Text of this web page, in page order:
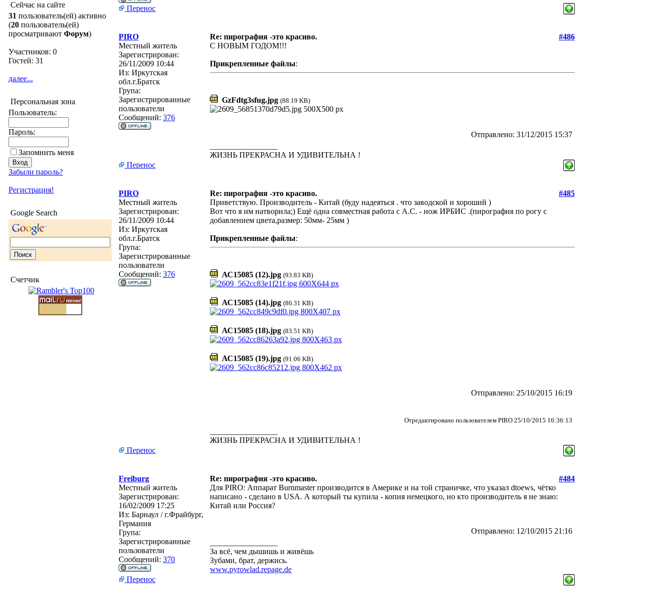
Сейчас на сайте
31 пользователь(ей) активно
(20 пользователь(ей)
просматривают Форум)
Участников: 0
Гостей: 31
далее...
Персональная зона
Пользователь:
Пароль:
Запомнить меня
Забыли пароль?
Регистрация!
Google Search
Счетчик
Перенос
PIRO Re: пирография -это красиво.
#486
Местный житель
Зарегистрирован:
26/11/2009 10:44
Из: Иркутская
обл.г.Братск
Група:
Зарегистрированные
пользователи
Сообщений: 376
С НОВЫМ ГОДОМ!!!
Прикрепленные файлы:
GzFdtg3sfug.jpg (88.19 KB)
Отправлено: 31/12/2015 15:37
ЖИЗНЬ ПРЕКРАСНА И УДИВИТЕЛЬНА !
Перенос
PIRO Re: пирография -это красиво.
#485
Местный житель
Зарегистрирован:
26/11/2009 10:44
Из: Иркутская
обл.г.Братск
Група:
Зарегистрированные
пользователи
Сообщений: 376
Приветствую. Производитель - Китай (буду надеяться . что заводской и хороший )
Вот что я им натворила;) Ещё одна совместная работа с А.С. - нож ИРБИС .(пирография по рогу с
добавлением цвета,размер: 50мм- 25мм )
Прикрепленные файлы:
АС15085 (12).jpg (93.83 KB)
АС15085 (14).jpg (86.31 KB)
АС15085 (18).jpg (83.51 KB)
АС15085 (19).jpg (91.06 KB)
Отправлено: 25/10/2015 16:19
Отредактировано пользователем PIRO 25/10/2015 16:36:13
ЖИЗНЬ ПРЕКРАСНА И УДИВИТЕЛЬНА !
Перенос
Freiburg Re: пирография -это красиво.
#484
Местный житель
Зарегистрирован:
16/02/2009 17:25
Из: Барнаул / г.Фрайбург,
Германия
Група:
Зарегистрированные
пользователи
Сообщений: 370
Для PIRO: Аппарат Burnmaster производится в Америке и на той страничке, что указал dtoews, чётко
написано - сделано в USA. А который ты купила - копия немецкого, но кто производитель я не знаю:
Китай или Россия?
Отправлено: 12/10/2015 21:16
За всё, чем дышишь и живёшь
Зубами, брат, держись.
www.pyrowlad.repage.de
Перенос